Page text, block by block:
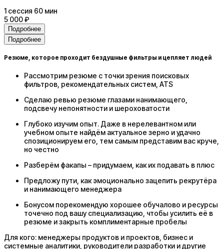
1 сессия 60 мин
5 000 ₽
Подробнее
Подробнее
Резюме, которое проходит бездушные фильтры и цепляет людей
Рассмотрим резюме с точки зрения поисковых
фильтров, рекомендательных систем, ATS
Сделаю ревью резюме глазами нанимающего,
подсвечу непонятности и шероховатости
Глубоко изучим опыт. Даже в нерелевантном или
учебном опыте найдём актуальное зерно и удачно
спозиционируем его, тем самым представим вас круче,
но честно
Разберём факапы – придумаем, как их подавать в плюс
Предложу пути, как эмоционально зацепить рекрутёра
и нанимающего менеджера
Бонусом порекомендую хорошее обучалово и ресурсы
точечно под вашу специализацию, чтобы усилить её в
резюме и закрыть комплиментарные пробелы
Для кого: менеджеры продуктов и проектов, бизнес и
системные аналитики, руководители разработки и другие